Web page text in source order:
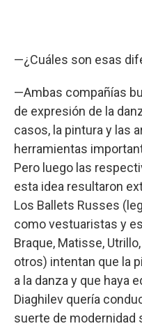
—¿Cuáles son esas
—Ambas compañías
de expresión de la
casos, la pintura y las
herramientas
Pero luego las
esta idea resultaron
Los Ballets Russes
como vestuaristas y
Braque, Matisse,
otros) intentan que la
a la danza y que haya
Diaghilev quería
suerte de modernidad